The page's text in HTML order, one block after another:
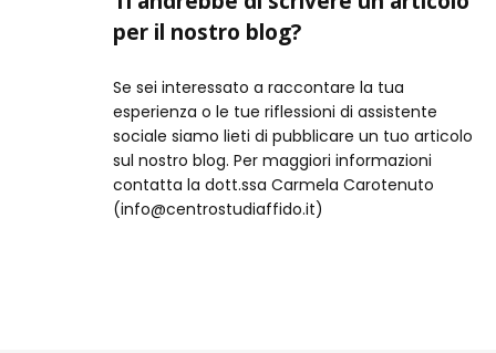
per il nostro blog?
Se sei interessato a raccontare la tua
esperienza o le tue riflessioni di assistente
sociale siamo lieti di pubblicare un tuo articolo
sul nostro blog. Per maggiori informazioni
contatta la dott.ssa Carmela Carotenuto
(info@centrostudiaffido.it)